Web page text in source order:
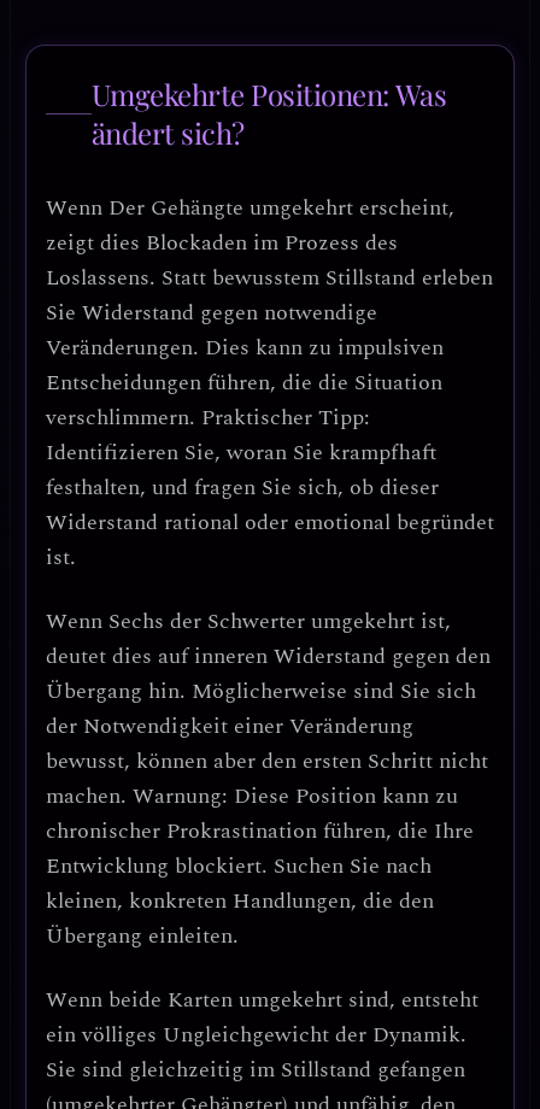
Umgekehrte Positionen: Was
ändert sich?
Wenn Der Gehängte umgekehrt erscheint,
zeigt dies Blockaden im Prozess des
Loslassens. Statt bewusstem Stillstand erleben
Sie Widerstand gegen notwendige
Veränderungen. Dies kann zu impulsiven
Entscheidungenführen, die die Situation
verschlimmern. Praktischer Tipp:
Identifizieren Sie, woran Sie krampfhaft
festhalten, und fragen Sie sich, ob dieser
Widerstand rational oder emotional begründet
ist.
Wenn Sechs der Schwerter umgekehrt ist,
deutet dies aufinneren Widerstand gegen den
Übergang hin. Möglicherweise sind Sie sich
der Notwendigkeit einer Veränderung
bewusst, können aber den ersten Schritt nicht
machen. Warnung: Diese Position kann zu
chronischer Prokrastinationführen, die Ihre
Entwicklung blockiert. Suchen Sie nach
kleinen, konkreten Handlungen, die den
Übergang einleiten.
Wenn beide Karten umgekehrt sind, entsteht
einvölliges Ungleichgewicht der Dynamik.
Sie sind gleichzeitig im Stillstand gefangen